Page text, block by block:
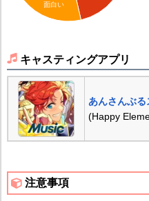
面白い
キャスティングアプリ
あんさんぶ
(Happy
注意事項